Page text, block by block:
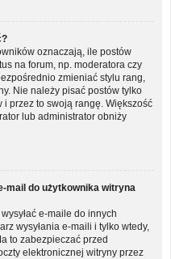
oznaczają, ile postów
na forum, np. moderatora czy
zmieniać stylu rang,
Nie należy pisać postów tylko
przez to swoją rangę. Większość
lub administrator obniży
mail do użytkownika witryna
e-maile do innych
wysyłania e-maili i tylko wtedy,
to zabezpieczać przed
elektronicznej witryny przez